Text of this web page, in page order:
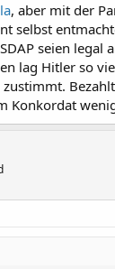
, aber mit der
selbst
seien legal
lag Hitler so
Konkordat